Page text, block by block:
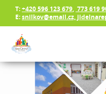
T:+420 596 123 679, 773 619
E:snilkov@email.cz,